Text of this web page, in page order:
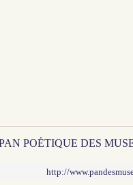
POÉTIQUE DES
http://